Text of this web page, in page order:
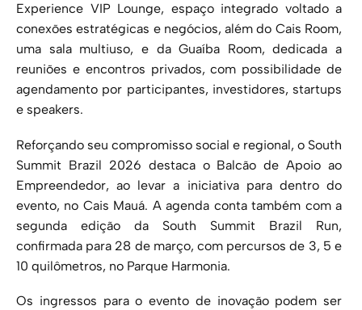
Experience VIP Lounge, espaço integrado voltado a
conexões estratégicas e negócios, além do Cais Room,
uma sala multiuso, e da Guaíba Room, dedicada a
reuniões e encontros privados, com possibilidade de
agendamento por participantes, investidores, startups
e speakers.
Reforçando seu compromisso social e regional, o South
Summit Brazil 2026 destaca o Balcão de Apoio ao
Empreendedor, ao levar a iniciativa para dentro do
evento, no Cais Mauá. A agenda conta também com a
segunda edição da South Summit Brazil Run,
confirmada para 28 de março, com percursos de 3, 5 e
10 quilômetros, no Parque Harmonia.
Os ingressos para o evento de inovação podem ser